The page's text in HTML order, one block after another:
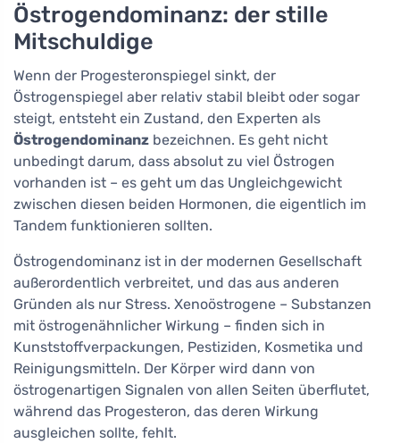
Östrogendominanz: der stille
Mitschuldige
Wenn der Progesteronspiegel sinkt, der
Östrogenspiegel aber relativ stabil bleibt oder sogar
steigt, entsteht ein Zustand, den Experten als
Östrogendominanz bezeichnen. Es geht nicht
unbedingt darum, dass absolut zu viel Östrogen
vorhanden ist – es geht um das Ungleichgewicht
zwischen diesen beiden Hormonen, die eigentlich im
Tandem funktionieren sollten.
Östrogendominanz ist in der modernen Gesellschaft
außerordentlich verbreitet, und das aus anderen
Gründen als nur Stress. Xenoöstrogene – Substanzen
mit östrogenähnlicher Wirkung – finden sich in
Kunststoffverpackungen, Pestiziden, Kosmetika und
Reinigungsmitteln. Der Körper wird dann von
östrogenartigen Signalen von allen Seiten überflutet,
während das Progesteron, das deren Wirkung
ausgleichen sollte, fehlt.